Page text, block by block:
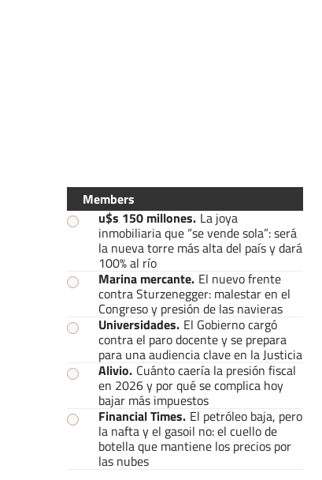
Members
u$s 150 millones. La joya
inmobiliaria que “se vende sola”: será
la nueva torre más alta del país y dará
100% al río
Marina mercante. El nuevo frente
contra Sturzenegger: malestar en el
Congreso y presión de las navieras
Universidades. El Gobierno cargó
contra el paro docente y se prepara
para una audiencia clave en la Justicia
Alivio. Cuánto caería la presión fiscal
en 2026 y por qué se complica hoy
bajar más impuestos
Financial Times. El petróleo baja, pero
la nafta y el gasoil no: el cuello de
botella que mantiene los precios por
las nubes